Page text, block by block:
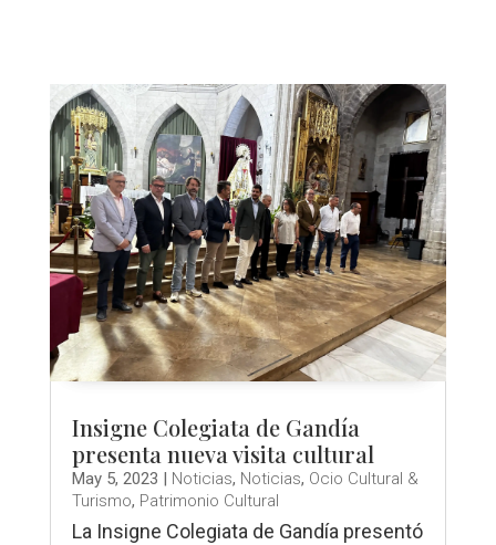
Insigne Colegiata de Gandía
presenta nueva visita cultural
May 5, 2023 | Noticias, Noticias, Ocio Cultural &
Turismo, Patrimonio Cultural
La Insigne Colegiata de Gandía presentó